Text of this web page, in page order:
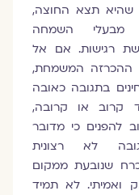
שהיא תצא החוצה,
מבעלי השמחה
רגישות. אם אל
ההכרזה המשמחת,
בתגובה כאובה
קרוב או קרובה,
להפנים כי מדובר
לא רצונית
שנובעת ממקום
ואמיתי. לא תמיד